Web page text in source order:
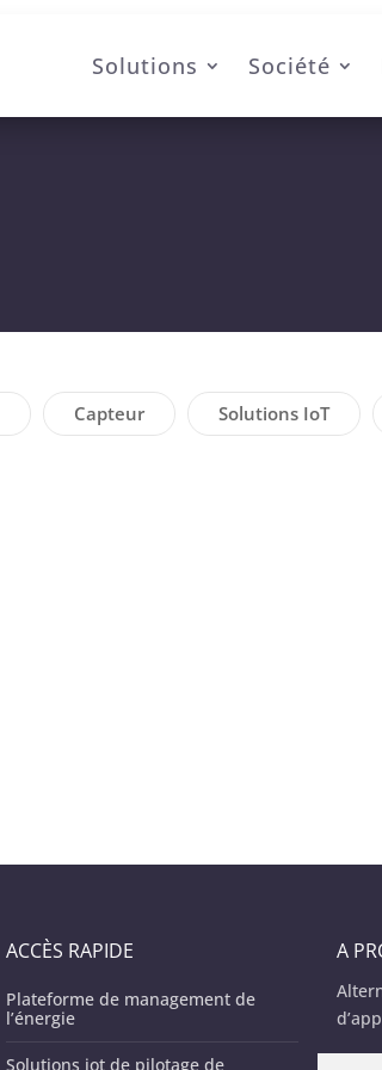
Solutions Société
Capteur Solutions IoT
ACCÈS RAPIDE
Plateforme de management de
l’énergie
Solutions iot de pilotage de
A